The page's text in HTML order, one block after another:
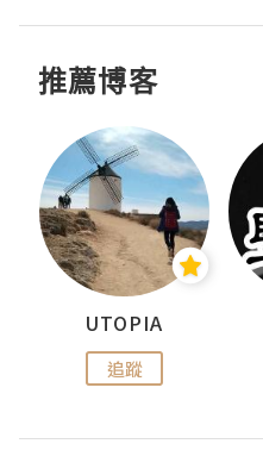
推薦博客
UTOPIA
追蹤